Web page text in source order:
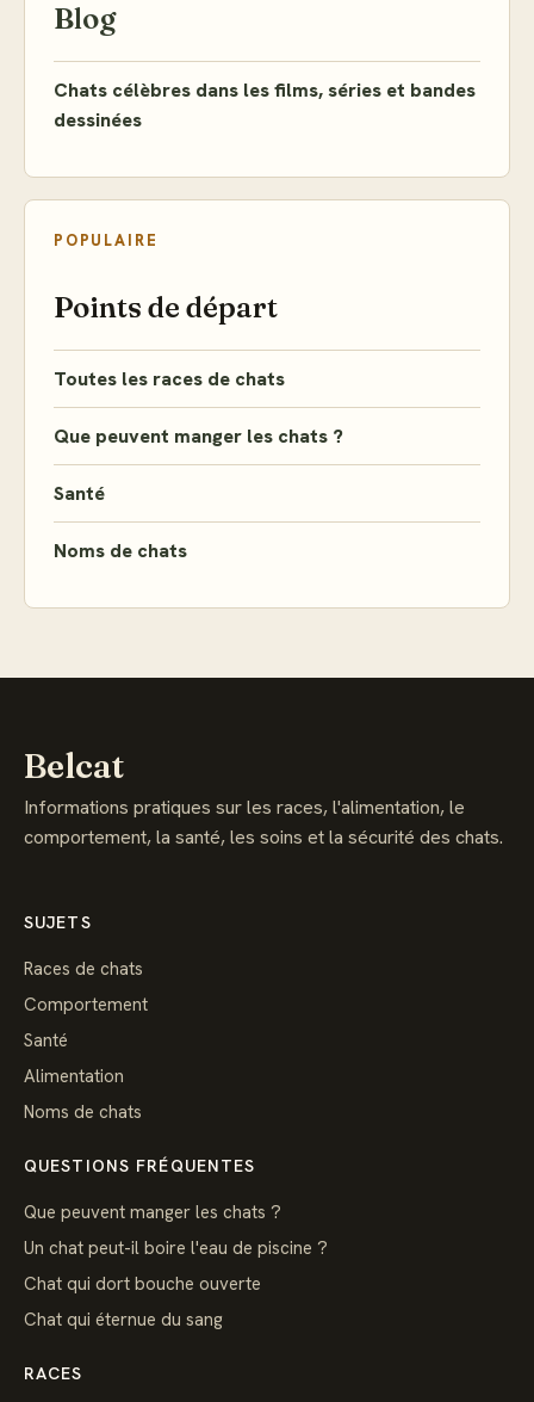
Blog
Chats célèbres dans les films, séries et bandes
dessinées
POPULAIRE
Points de départ
Toutes les races de chats
Que peuvent manger les chats ?
Santé
Noms de chats
Belcat
Informations pratiques sur les races, l'alimentation, le
comportement, la santé, les soins et la sécurité des chats.
SUJETS
Races de chats
Comportement
Santé
Alimentation
Noms de chats
QUESTIONS FRÉQUENTES
Que peuvent manger les chats ?
Un chat peut-il boire l'eau de piscine ?
Chat qui dort bouche ouverte
Chat qui éternue du sang
RACES